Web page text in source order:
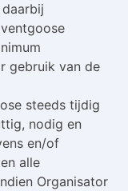
gebruik van de
steeds tijdig
nodig en
en/of
alle
Organisator